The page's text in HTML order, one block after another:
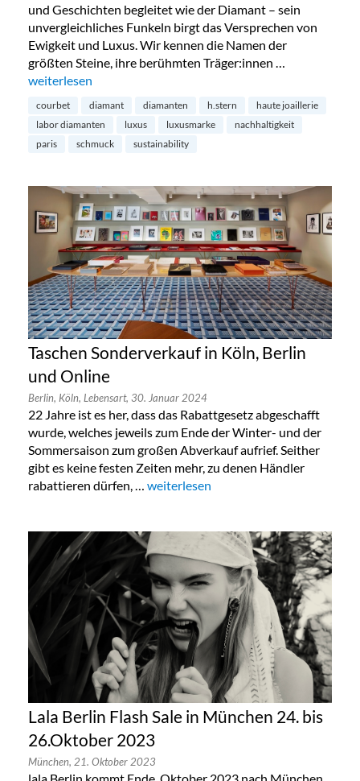
und Geschichten begleitet wie der Diamant – sein
unvergleichliches Funkeln birgt das Versprechen von
Ewigkeit und Luxus. Wir kennen die Namen der
größten Steine, ihre berühmten Träger:innen …
„Diamanten aus dem Labor – die Zukunft?“
weiterlesen
courbet diamant diamanten h.stern
haute joaillerie
labor diamanten
luxus luxusmarke
nachhaltigkeit
paris
schmuck sustainability
Taschen Sonderverkauf in Köln, Berlin
und Online
Berlin, Köln, Lebensart, 30. Januar 2024
22 Jahre ist es her, dass das Rabattgesetz abgeschafft
wurde, welches jeweils zum Ende der Winter- und der
Sommersaison zum großen Abverkauf aufrief. Seither
gibt es keine festen Zeiten mehr, zu denen Händler
rabattieren dürfen, … „Taschen Sonderverkauf in Köln,
weiterlesen
Lala Berlin Flash Sale in München 24. bis
26.Oktober 2023
München, 21. Oktober 2023